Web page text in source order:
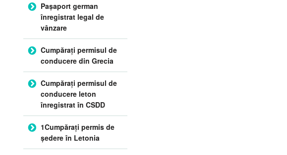
Pașaport german
înregistrat legal de
vânzare
Cumpărați permisul de
conducere din Grecia
Cumpărați permisul de
conducere leton
înregistrat în CSDD
1Cumpărați permis de
ședere în Letonia